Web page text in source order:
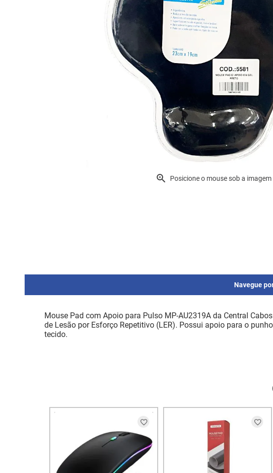
Posicione o mouse sob a
Navegue
Mouse Pad com Apoio para Pulso MP-AU2319A da Central
de Lesão por Esforço Repetitivo (LER). Possui apoio para o
tecido.